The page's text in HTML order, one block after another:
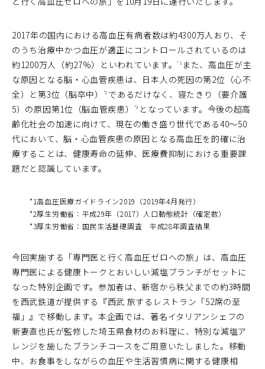
2017年の国内における高血圧有病者数は約4300万人おり、そ
のうち治療中かつ血圧が適正にコントロールされているのは
約1200万人（約27%）といわれています。*1 また、高血圧が主
な原因となる脳・心血管疾患は、日本人の死因の第2位（心不
全）と第3位（脳卒中）
*2 であるだけなく、寝たきり（要介護
5）の原因第1位（脳血管疾患）
*3 となっています。今後の超高
齢化社会の加速に向けて、現在の働き盛り世代である40～50
代において、脳・心血管疾患の原因となる高血圧を的確に治
療することは、健康寿命の延伸、医療費抑制における重要課
題だと認識しています。
*1高血圧医療ガイドライン2019（2019年4月発行）
*2厚生労働省：平成29年（2017）人口動態統計（確定数）
*3厚生労働省：国民生活基礎調査 平成28年調査結果
今回実施する「専門医と行く高血圧ゼロへの旅」は、高血圧
専門医による健康トークとおいしい減塩ブランチがセットに
なった特別企画です。参加者は、新宿から秩父までの約3時間
を西武鉄道が提供する『西武 旅するレストラン「52席の至
福」』で移動します。本企画では、著名イタリアンシェフの
新妻直也氏が監修した埼玉県食材のお料理に、特別な減塩ア
レンジを施したブランチコースをご用意いたしました。移動
中、お食事をしながらの血圧や生活習慣病に関する健康相